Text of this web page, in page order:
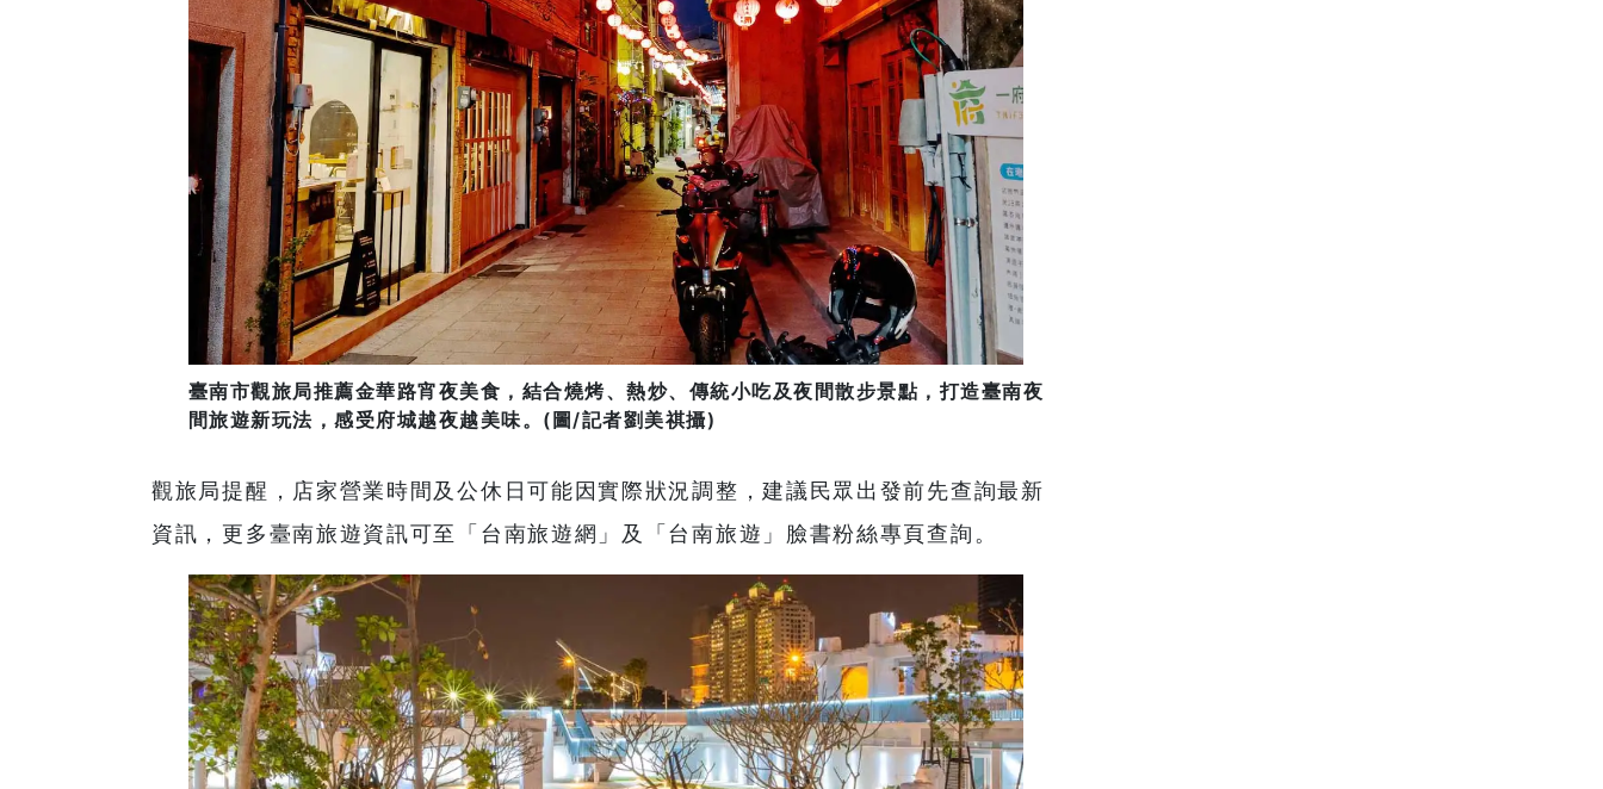
臺南市觀旅局推薦金華路宵夜美食，結合燒烤、熱炒、傳統小吃及夜間散步景點，打造臺南夜
間旅遊新玩法，感受府城越夜越美味。(圖/記者劉美祺攝)
觀旅局提醒，店家營業時間及公休日可能因實際狀況調整，建議民眾出發前先查詢最新
資訊，更多臺南旅遊資訊可至「台南旅遊網」及「台南旅遊」臉書粉絲專頁查詢。